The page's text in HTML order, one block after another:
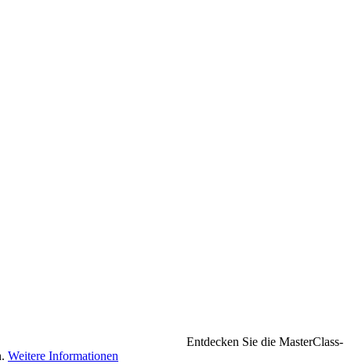
Entdecken Sie die MasterClass-
Weitere Informationen